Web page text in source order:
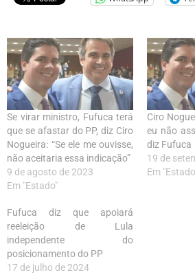
Se virar ministro, Fufuca terá
que se afastar do PP, diz Ciro
Nogueira: “Se ele me ouvisse,
não aceitaria essa indicação”
9 de agosto de 2023
Em "Estado"
Ciro
eu não
diz Fufuca
19 de
Em
Fufuca diz que apoiará
reeleição de Lula
independente do
posicionamento do PP
17 de julho de 2024